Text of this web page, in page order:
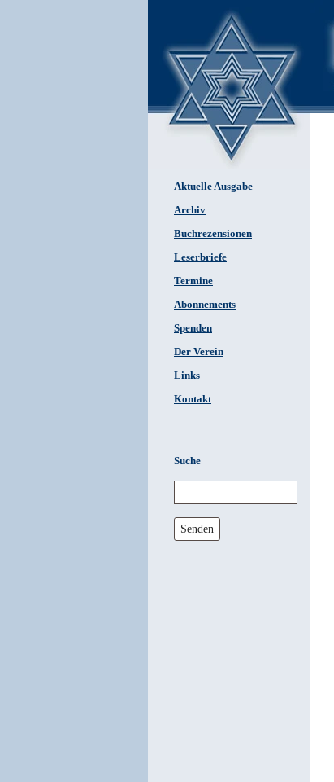
Aktuelle Ausgabe
Archiv
Buchrezensionen
Leserbriefe
Termine
Abonnements
Spenden
Der Verein
Links
Kontakt
Suche
Senden